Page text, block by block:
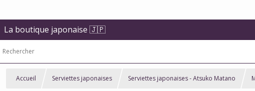
La boutique japonaise 🇯🇵
Accueil Serviettes japonaises Serviettes japonaises - Atsuko Matano